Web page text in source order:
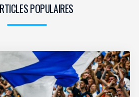
POPULAIRES